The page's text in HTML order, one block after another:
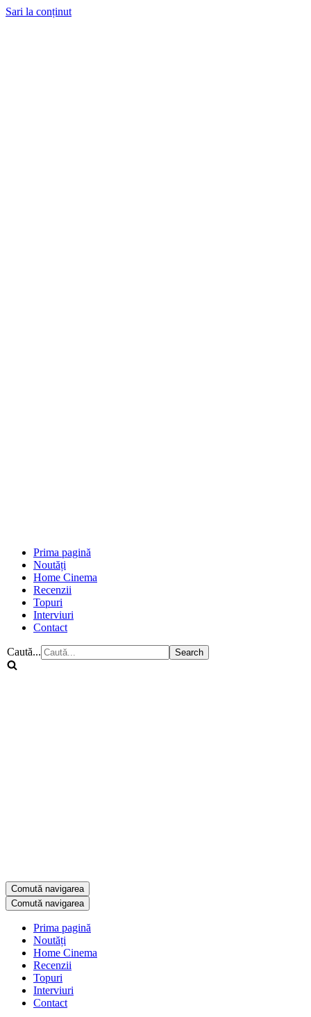
Sari la conținut
Prima pagină
Noutăți
Home Cinema
Recenzii
Topuri
Interviuri
Contact
Caută...
Comută navigarea
Comută navigarea
Prima pagină
Noutăți
Home Cinema
Recenzii
Topuri
Interviuri
Contact